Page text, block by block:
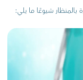
بالمنظار شيوعًا ما يلي: